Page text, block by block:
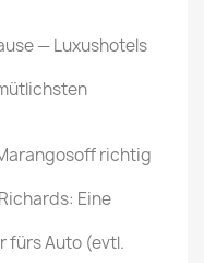
— Luxushotels
richtig
Eine
fürs Auto (evtl.